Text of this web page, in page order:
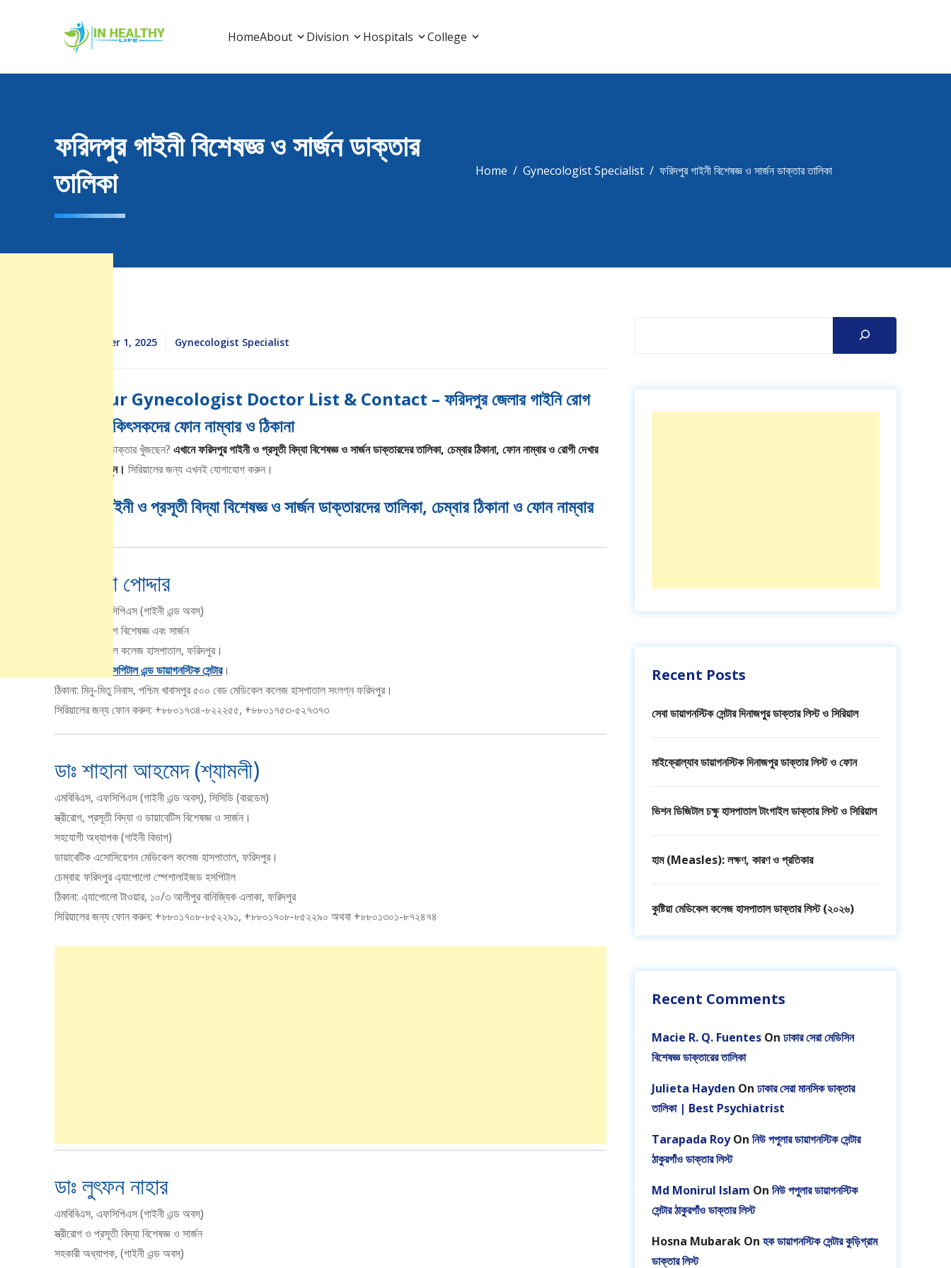
In Healthy Life
In Healthy Life, Healthy Life, Health Life, Doctor List, Doctor Listing
HomeAbout Division Hospitals College
ফরিদপুর গাইনী বিশেষজ্ঞ ও সার্জন ডাক্তার
তালিকা
Home Gynecologist ‍Specialist ফরিদপুর গাইনী বিশেষজ্ঞ ও সার্জন ডাক্তার তালিকা
Recent Posts
সেবা ডায়াগনস্টিক সেন্টার দিনাজপুর ডাক্তার লিস্ট ও সিরিয়াল
মাইক্রোল্যাব ডায়াগনস্টিক দিনাজপুর ডাক্তার লিস্ট ও ফোন
ভিশন ডিজিটাল চক্ষু হাসপাতাল টাংগাইল ডাক্তার লিস্ট ও সিরিয়াল
হাম (Measles): লক্ষণ, কারণ ও প্রতিকার
কুষ্টিয়া মেডিকেল কলেজ হাসপাতাল ডাক্তার লিস্ট (২০২৬)
Recent Comments
Macie R. Q. Fuentes On ঢাকার সেরা মেডিসিন
বিশেষজ্ঞ ডাক্তারের তালিকা
Julieta Hayden On ঢাকার সেরা মানসিক ডাক্তার
তালিকা | Best Psychiatrist
Tarapada RoyOn নিউ পপুলার ডায়াগনস্টিক সেন্টার
ঠাকুরগাঁও ডাক্তার লিস্ট
Md Monirul Islam On নিউ পপুলার ডায়াগনস্টিক
সেন্টার ঠাকুরগাঁও ডাক্তার লিস্ট
Hosna Mubarak On হক ডায়াগনস্টিক সেন্টার কুড়িগ্রাম
ডাক্তার লিস্ট
September 1, 2025 Gynecologist ‍Specialist
Faridpur Gynecologist Doctor List & Contact – ফরিদপুর জেলার গাইনি রোগ
বিশেষজ্ঞ চিকিৎসকদের ফোন নাম্বার ও ঠিকানা
গাইনী বিশেষজ্ঞ ডাক্তার খুঁজছেন? এখানে ফরিদপুর গাইনী ও প্রসূতী বিদ্যা বিশেষজ্ঞ ও সার্জন ডাক্তারদের তালিকা, চেম্বার ঠিকানা, ফোন নাম্বার ও রোগী দেখার
সময়সূচী সহ দেখুন। সিরিয়ালের জন্য এখনই যোগাযোগ করুন।
ফরিদপুর গাইনী ও প্রসূতী বিদ্যা বিশেষজ্ঞ ও সার্জন ডাক্তারদের তালিকা, চেম্বার ঠিকানা ও ফোন নাম্বার
ডাঃ রত্না পোদ্দার
এমবিবিএস, এফসিপিএস (গাইনী এন্ড অবস্)
প্রসূতী ও স্ত্রীরোগ বিশেষজ্ঞ এবং সার্জন
ফরিদপুর মেডিকেল কলেজ হাসপাতাল, ফরিদপুর।
জনতা হসপিটাল এন্ড ডায়াগনস্টিক সেন্টার।
ঠিকানা: মিনু-মিতু নিবাস, পশ্চিম খাবাসপুর ৫০০ বেড মেডিকেল কলেজ হাসপাতাল সংলগ্ন ফরিদপুর।
সিরিয়ালের জন্য ফোন করুন: +৮৮০১৭৩৪-৮২২২৫৫, +৮৮০১৭৫৩-৫২৭৩৭৩
ডাঃ শাহানা আহমেদ (শ্যামলী)
এমবিবিএস, এফসিপিএস (গাইনী এন্ড অবস্), সিসিডি (বারডেম)
স্ত্রীরোগ, প্রসূতী বিদ্যা ও ডায়াবেটিস বিশেষজ্ঞ ও সার্জন।
সহযোগী অধ্যাপক (গাইনী বিভাগ)
ডায়াবেটিক এসোসিয়েশন মেডিকেল কলেজ হাসপাতাল, ফরিদপুর।
চেম্বার: ফরিদপুর এ্যাপোলো স্পেশালাইজড হসপিটাল
ঠিকানা: এ্যাপােলাে টাওয়ার, ১০/৩ আলীপুর বানিজ্যিক এলাকা, ফরিদপুর
সিরিয়ালের জন্য ফোন করুন: +৮৮০১৭০৮-৮৫২২৯১, +৮৮০১৭০৮-৮৫২২৯০ অথবা +৮৮০১৩০১-৮৭২৪৭৪
ডাঃ লুৎফন নাহার
এমবিবিএস, এফসিপিএস (গাইনী এন্ড অবস্)
স্ত্রীরোগ ও প্রসূতী বিদ্যা বিশেষজ্ঞ ও সার্জন
সহকারী অধ্যাপক, (গাইনী এন্ড অবস্)